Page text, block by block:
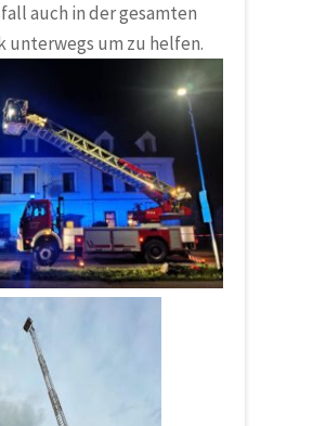
auch in der gesamten
unterwegs um zu helfen.